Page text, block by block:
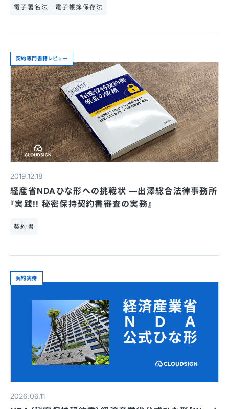
電子署名法 電子帳簿保存法
契約専門書籍レビュー
2019.12.18
経産省NDAひな形への挑戦状 —出澤総合法律事務所
『実践!! 秘密保持契約書審査の実務』
契約書
契約実務
2026.06.11